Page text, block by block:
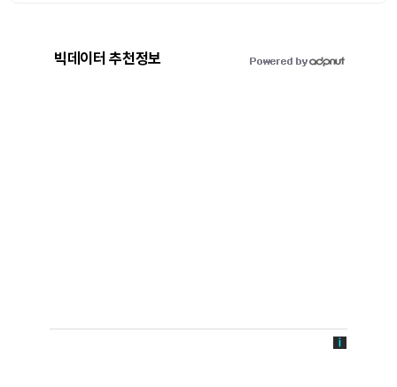
빅데이터 추천정보